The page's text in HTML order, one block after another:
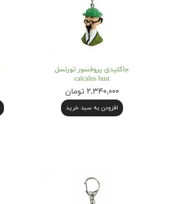
جاکلیدی پروفسور تورنسل
calcalus bust
۲,۳۴۰,۰۰۰ تومان
افزودن به سبد خرید